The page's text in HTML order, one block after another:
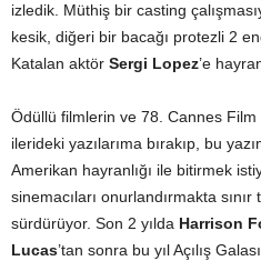
izledik. Müthiş bir casting
kesik, diğeri bir bacağı protezli 2
Katalan aktör Sergi Lopez’e
Ödüllü filmlerin ve 78. Cannes Film
ilerideki yazılarıma bırakıp, bu
Amerikan hayranlığı ile bitirmek
sinemacıları onurlandırmakta sınır
sürdürüyor. Son 2 yılda Harrison
Lucas’tan sonra bu yıl Açılış